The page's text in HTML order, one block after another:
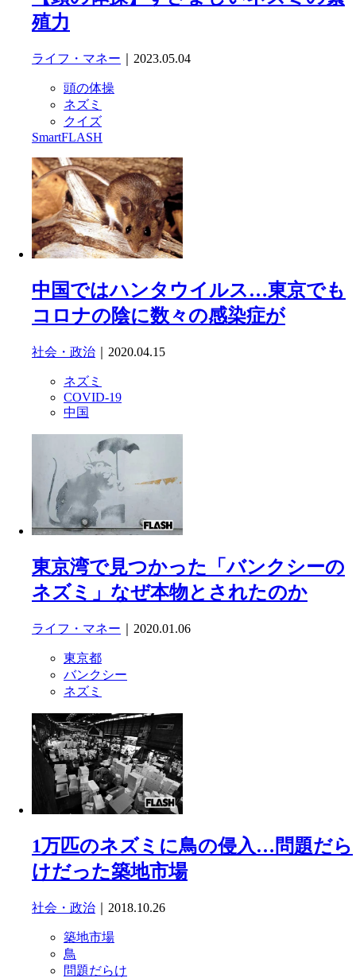
殖力
ライフ・マネー ｜2023.05.04
頭の体操
ネズミ
クイズ
SmartFLASH
中国ではハンタウイルス…東京でも
コロナの陰に数々の感染症が
社会・政治 ｜2020.04.15
ネズミ
COVID-19
中国
東京湾で見つかった「バンクシーの
ネズミ」なぜ本物とされたのか
ライフ・マネー ｜2020.01.06
東京都
バンクシー
ネズミ
1万匹のネズミに鳥の侵入…問題だら
けだった築地市場
社会・政治 ｜2018.10.26
築地市場
鳥
問題だらけ